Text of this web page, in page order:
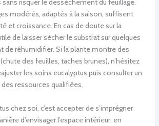
risquer le dessèchement du feuillage.
modérés, adaptés à la saison, suffisent
et croissance. En cas de doute sur la
de laisser sécher le substrat sur quelques
de réhumidifier. Si la plante montre des
des feuilles, taches brunes), n’hésitez
les soins eucalyptus puis consulter un
ressources qualifiées.
chez soi, c’est accepter de s’imprégner
d’envisager l’espace intérieur, en